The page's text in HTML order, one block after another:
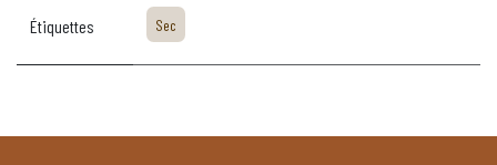
Étiquettes Sec